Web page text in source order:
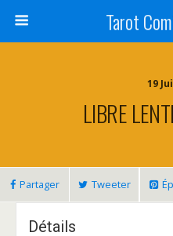
Tarot
19
LIBRE
Partager Tweeter
Détails